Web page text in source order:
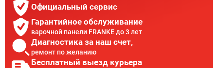
Официальный сервис
Гарантийное обслуживание
варочной панели FRANKE до 3 лет
Диагностика за наш счет,
ремонт по желанию
Бесплатный выезд курьера